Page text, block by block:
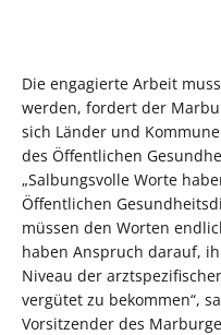
Die engagierte Arbeit
werden, fordert der
sich Länder und
des Öffentlichen
„Salbungsvolle Worte
Öffentlichen
müssen den Worten
haben Anspruch darauf,
Niveau der
vergütet zu bekommen“,
Vorsitzender des